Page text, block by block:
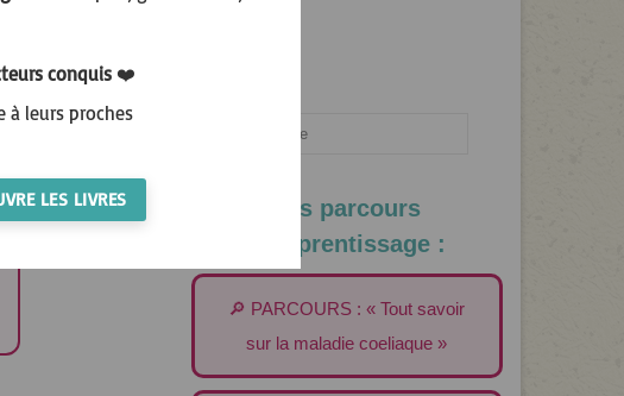
Rechercher
Les parcours
d’apprentissage :
🔎 PARCOURS : « Tout savoir
sur la maladie coeliaque »
conquis ❤️
à leurs proches
LES LIVRES